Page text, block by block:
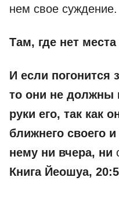
нем свое суждение.
Там, где нет
И если погонится
то они не должны
руки его, так как
ближнего своего
нему ни вчера, ни
Книга Йеошуа,